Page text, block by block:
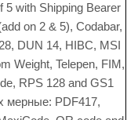
5 with Shipping Bearer
on 2 & 5), Codabar,
DUN 14, HIBC, MSI
Weight, Telepen, FIM,
RPS 128 and GS1
мерные: PDF417,